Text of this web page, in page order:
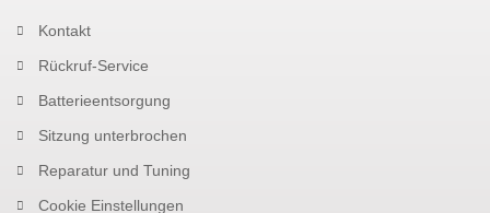
Kontakt
Rückruf-Service
Batterieentsorgung
Sitzung unterbrochen
Reparatur und Tuning
Cookie Einstellungen